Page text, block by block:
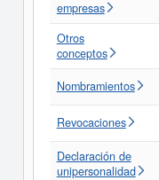
empresas
Otros
conceptos
Nombramientos
Revocaciones
Declaración de
unipersonalidad